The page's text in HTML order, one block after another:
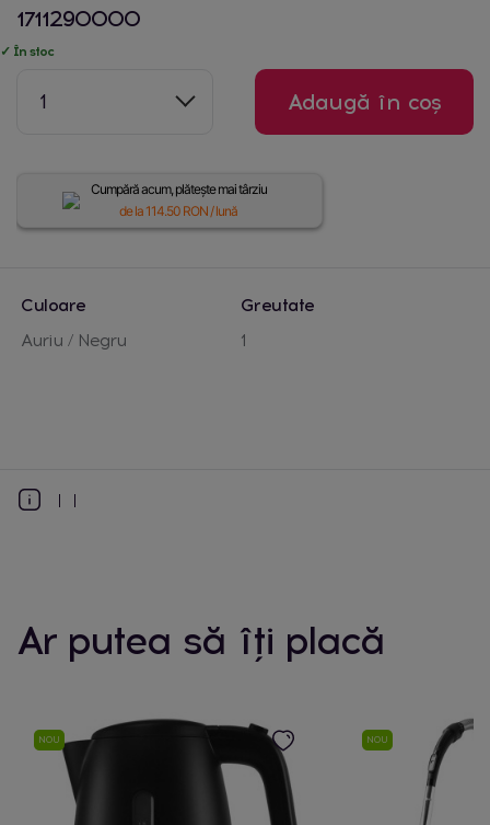
1711290000
✓ În stoc
1 Adaugă în coș
Cumpără acum, plătește mai târziu
de la114.50 RON / lună
Culoare
Auriu / Negru
Greutate
1
Ar putea să îți placă
NOU NOU